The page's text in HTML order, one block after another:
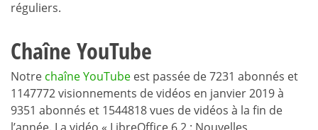
réguliers.
Chaîne YouTube
Notre chaîne YouTube est passée de 7231 abonnés et
1147772 visionnements de vidéos en janvier 2019 à
9351 abonnés et 1544818 vues de vidéos à la fin de